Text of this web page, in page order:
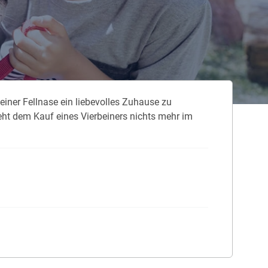
neue Elterngeld
Zuhause absichern
in der Haftpflicht
und Überspannung
Fellnase ein liebevolles Zuhause zu
dem Kauf eines Vierbeiners nichts mehr im